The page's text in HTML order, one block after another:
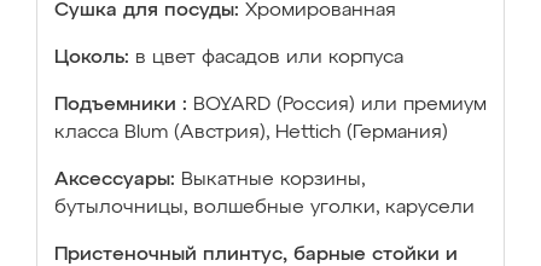
Сушка для посуды: Хромированная
Цоколь: в цвет фасадов или корпуса
Подъемники : BOYARD (Россия) или премиум
класса Blum (Австрия), Hettich (Германия)
Аксессуары: Выкатные корзины,
бутылочницы, волшебные уголки, карусели
Пристеночный плинтус, барные стойки и